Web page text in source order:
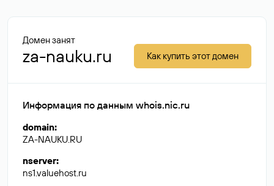
Домен занят
za-nauku.ru Как купить этот домен
Информация по данным whois.nic.ru
domain:
ZA-NAUKU.RU
nserver:
ns1.valuehost.ru